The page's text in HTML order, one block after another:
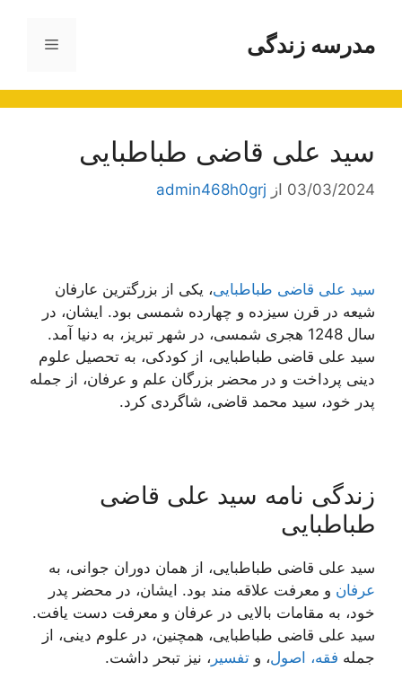
محتوامدرسه زندگی فهرست
سید علی قاضی طباطبایی
03/03/2024 از admin468h0grj
سید علی قاضی طباطبایی، یکی از بزرگترین عارفان
شیعه در قرن سیزده و چهارده شمسی بود. ایشان، در
سال 1248 هجری شمسی، در شهر تبریز، به دنیا آمد.
سید علی قاضی طباطبایی، از کودکی، به تحصیل علوم
دینی پرداخت و در محضر بزرگان علم و عرفان، از جمله
پدر خود، سید محمد قاضی، شاگردی کرد.
زندگی نامه سید علی قاضی
طباطبایی
سید علی قاضی طباطبایی، از همان دوران جوانی، به
عرفان و معرفت علاقه مند بود. ایشان، در محضر پدر
خود، به مقامات بالایی در عرفان و معرفت دست یافت.
سید علی قاضی طباطبایی، همچنین، در علوم دینی، از
جمله فقه، اصول، و تفسیر ، نیز تبحر داشت.